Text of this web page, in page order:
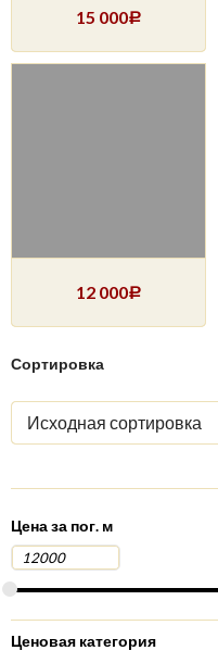
15 000Р
12 000Р
Сортировка
Исходная сортировка
Цена за пог. м
Ценовая категория